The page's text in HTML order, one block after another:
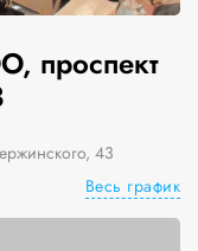
проспект
43
Весь график